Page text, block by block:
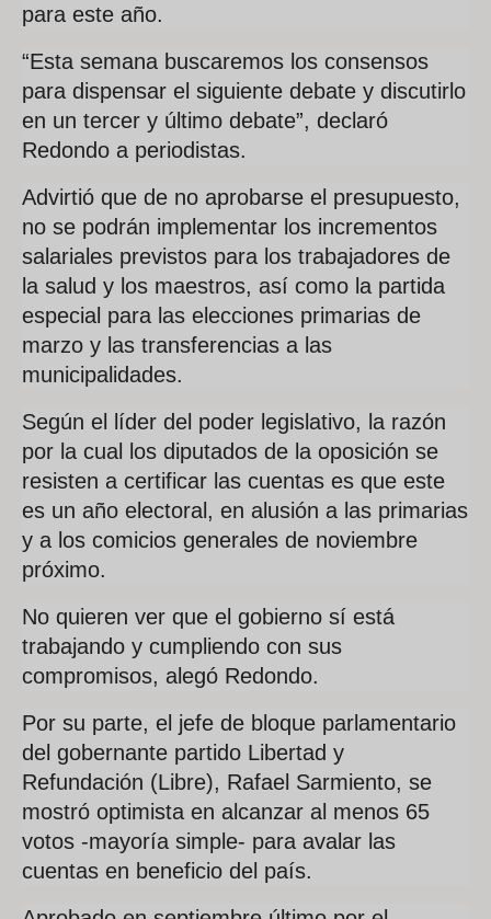
para este año.
“Esta semana buscaremos los consensos
para dispensar el siguiente debate y discutirlo
en un tercer y último debate”, declaró
Redondo a periodistas.
Advirtió que de no aprobarse el presupuesto,
no se podrán implementar los incrementos
salariales previstos para los trabajadores de
la salud y los maestros, así como la partida
especial para las elecciones primarias de
marzo y las transferencias a las
municipalidades.
Según el líder del poder legislativo, la razón
por la cual los diputados de la oposición se
resisten a certificar las cuentas es que este
es un año electoral, en alusión a las primarias
y a los comicios generales de noviembre
próximo.
No quieren ver que el gobierno sí está
trabajando y cumpliendo con sus
compromisos, alegó Redondo.
Por su parte, el jefe de bloque parlamentario
del gobernante partido Libertad y
Refundación (Libre), Rafael Sarmiento, se
mostró optimista en alcanzar al menos 65
votos -mayoría simple- para avalar las
cuentas en beneficio del país.